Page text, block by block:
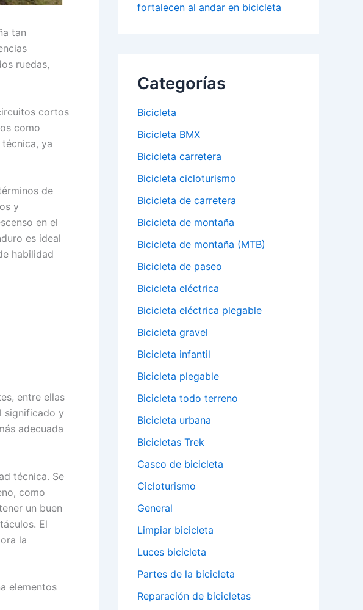
tan
ruedas,
cortos
como
ya
de
y
en el
es ideal
habilidad
entre ellas
significado y
adecuada
técnica. Se
como
un buen
El
la
elementos
fortalecen al andar en bicicleta
Categorías
Bicicleta
Bicicleta BMX
Bicicleta carretera
Bicicleta cicloturismo
Bicicleta de carretera
Bicicleta de montaña
Bicicleta de montaña (MTB)
Bicicleta de paseo
Bicicleta eléctrica
Bicicleta eléctrica plegable
Bicicleta gravel
Bicicleta infantil
Bicicleta plegable
Bicicleta todo terreno
Bicicleta urbana
Bicicletas Trek
Casco de bicicleta
Cicloturismo
General
Limpiar bicicleta
Luces bicicleta
Partes de la bicicleta
Reparación de bicicletas